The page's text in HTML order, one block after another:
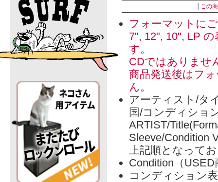
この
フォーマットに
7", 12", 10", LP
す。
CDではありませ
商品発送後はフ
ん。
アーティスト/タ
国/コンディショ
ARTIST/
Sleeve/Condition
上記順となって
Condition（
コンディション